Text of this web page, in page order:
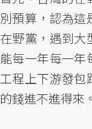
別預算，認為這
在野黨，遇到大
能每一年每一年
工程上下游發包
的錢進不進得來。